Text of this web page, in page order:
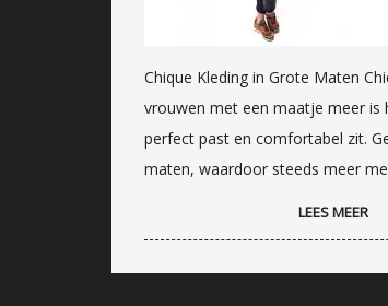
Chique Kleding in Grote Maten
vrouwen met een maatje meer is
perfect past en comfortabel zit.
maten, waardoor steeds meer
LEES MEER